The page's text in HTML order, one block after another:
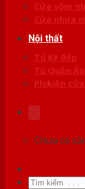
Cửa vòm
Cửa nhựa
Nội thất
Tủ Kệ Bếp
Tủ Quần Áo
Phụ kiện
Chưa có
Tìm